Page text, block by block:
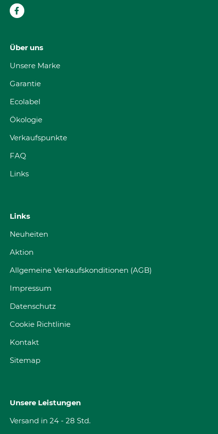
Über uns
Unsere Marke
Garantie
Ecolabel
Ökologie
Verkaufspunkte
FAQ
Links
Links
Neuheiten
Aktion
Allgemeine Verkaufskonditionen (AGB)
Impressum
Datenschutz
Cookie Richtlinie
Kontakt
Sitemap
Unsere Leistungen
Versand in 24 - 28 Std.